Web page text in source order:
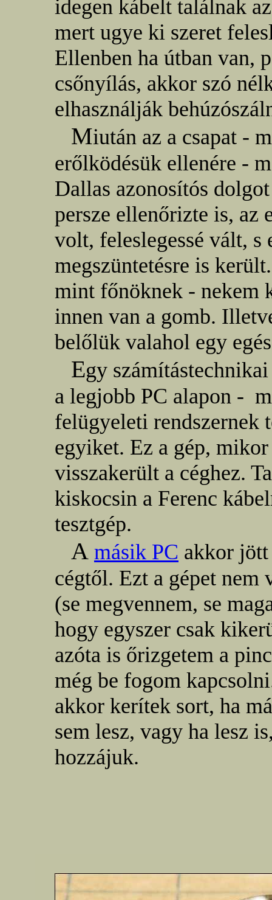
idegen kábelt találnak
mert ugye ki szeret
Ellenben ha útban van,
csőnyílás, akkor szó
elhasználják
Miután az a csapat -
erőlködésük ellenére -
Dallas azonosítós
persze ellenőrizte is, az
volt, feleslegessé vált,
megszüntetésre is
mint főnöknek - nekem
innen van a gomb.
belőlük valahol egy
Egy
a legjobb PC alapon -
felügyeleti rendszernek
egyiket. Ez a gép,
visszakerült a céghez.
kiskocsin a Ferenc
tesztgép.
A másik PC akkor
cégtől. Ezt a gépet nem
(se megvennem, se
hogy egyszer csak
azóta is őrizgetem a
még be fogom
akkor kerítek sort, ha
sem lesz, vagy ha lesz
hozzájuk.